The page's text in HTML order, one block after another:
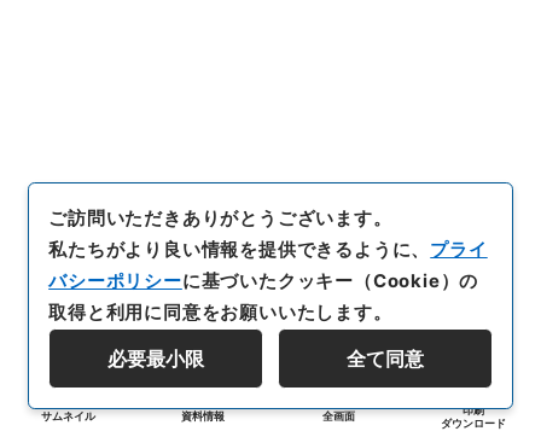
サムネイル 資料情報 全画面
印刷
ダウンロード
ご訪問いただきありがとうございます。
私たちがより良い情報を提供できるように、 プライ
バシーポリシーに基づいたクッキー（Cookie）の
取得と利用に同意をお願いいたします。
必要最小限 全て同意